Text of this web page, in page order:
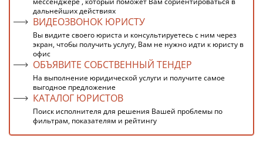
дальнейших действиях
ВИДЕОЗВОНОК ЮРИСТУ
Вы видите своего юриста и консультируетесь с ним через
экран, чтобы получить услугу, Вам не нужно идти к юристу в
офис
ОБЪЯВИТЕ СОБСТВЕННЫЙ ТЕНДЕР
На выполнение юридической услуги и получите самое
выгодное предложение
КАТАЛОГ ЮРИСТОВ
Поиск исполнителя для решения Вашей проблемы по
фильтрам, показателям и рейтингу